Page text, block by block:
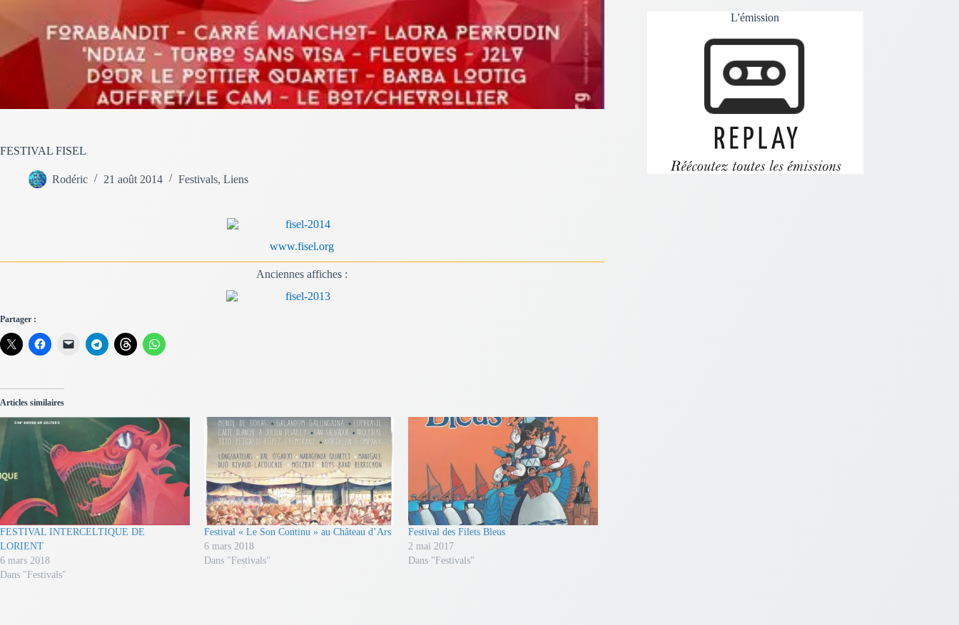
FESTIVAL FISEL
Rodéric 21 août 2014 Festivals, Liens
www.fisel.org
Anciennes affiches :
Partager :
Articles similaires
FESTIVAL INTERCELTIQUE DE
LORIENT
6 mars 2018
Dans "Festivals"
Festival « Le Son Continu » au Château d’Ars
6 mars 2018
Dans "Festivals"
Festival des Filets Bleus
2 mai 2017
Dans "Festivals"
L'émission